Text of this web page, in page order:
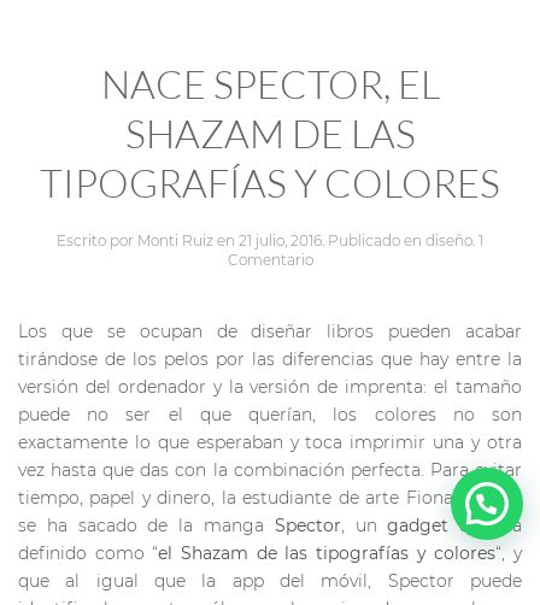
NACE SPECTOR, EL
SHAZAM DE LAS
TIPOGRAFÍAS Y COLORES
Escrito por Monti Ruiz en 21 julio, 2016 . Publicado en diseño 1
Comentario
Los que se ocupan de diseñar libros pueden acabar
tirándose de los pelos por las diferencias que hay entre la
versión del ordenador y la versión de imprenta: el tamaño
puede no ser el que querían, los colores no son
exactamente lo que esperaban y toca imprimir una y otra
vez hasta que das con la combinación perfecta. Para evitar
tiempo, papel y dinero, la estudiante de arte Fiona O’Leary
se ha sacado de la manga Spector, ungadget que ha
definido como “el Shazam de las tipografías y colores“, y
que al igual que la app del móvil, Spector puede